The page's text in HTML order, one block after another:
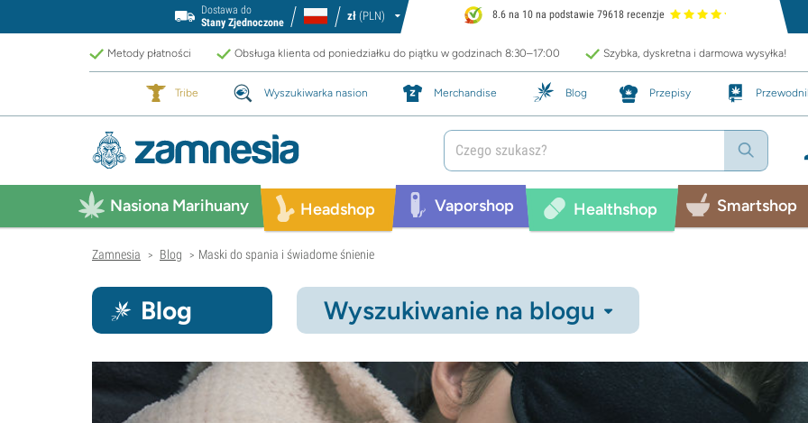
Dostawa do
Stany Zjednoczone
zł (PLN) 8.6 na 10 na podstawie 79618 recenzje
Metody płatności Obsługa klienta od poniedziałku do piątku w godzinach 8:30–17:00 Szybka, dyskretna i darmowa wysyłka!
Tribe Wyszukiwarka nasion Merchandise Blog Przepisy
Nasiona Marihuany Headshop Vaporshop Healthshop Smartshop
Zamnesia > Blog > Maski do spania i świadome śnienie
Blog Wyszukiwanie na blogu